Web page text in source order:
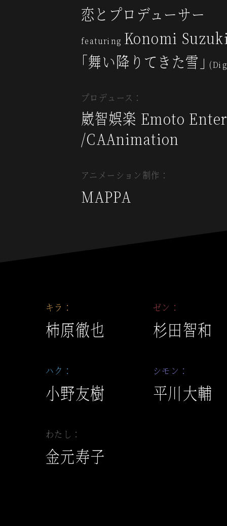
恋とプロデューサー
featuring Konomi
｢舞い降りてきた雪｣
プロデュース：
崴智娯楽 Emoto
/CAAnimation
アニメーション制作：
MAPPA
キラ：
柿原徹也
ゼン：
杉田智和
ハク：
小野友樹
シモン：
平川大輔
わたし：
金元寿子